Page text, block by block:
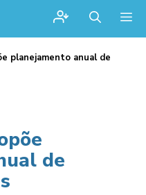
planejamento anual de
de